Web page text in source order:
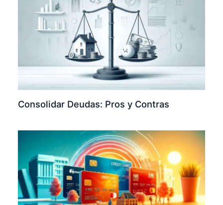
Consolidar Deudas: Pros y Contras